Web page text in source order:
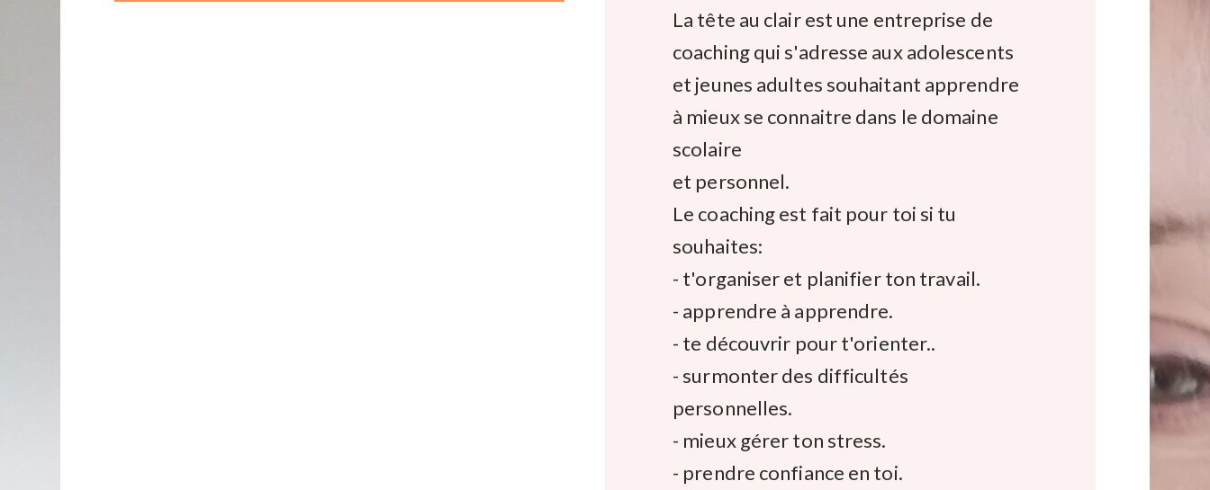
La tête au clair est une entreprise de
coaching qui s'adresse aux adolescents
et jeunes adultes souhaitant apprendre
à mieux se connaitre dans le domaine
scolaire
et personnel.
Le coaching est fait pour toi si tu
souhaites:
- t'organiser et planifier ton travail.
- apprendre à apprendre.
- te découvrir pour t'orienter..
- surmonter des difficultés
personnelles.
- mieux gérer ton stress.
- prendre confiance en toi.